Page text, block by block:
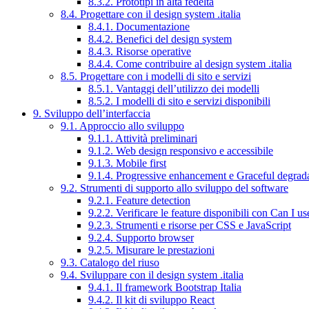
8.4. Progettare con il design system .italia
8.4.1. Documentazione
8.4.2. Benefici del design system
8.4.3. Risorse operative
8.4.4. Come contribuire al design system .italia
8.5. Progettare con i modelli di sito e servizi
8.5.1. Vantaggi dell’utilizzo dei modelli
8.5.2. I modelli di sito e servizi disponibili
9. Sviluppo dell’interfaccia
9.1. Approccio allo sviluppo
9.1.1. Attività preliminari
9.1.2. Web design responsivo e accessibile
9.1.3. Mobile first
9.1.4. Progressive enhancement e Graceful
9.2. Strumenti di supporto allo sviluppo del software
9.2.1. Feature detection
9.2.2. Verificare le feature disponibili con Can I
9.2.3. Strumenti e risorse per CSS e JavaScript
9.2.4. Supporto browser
9.2.5. Misurare le prestazioni
9.3. Catalogo del riuso
9.4. Sviluppare con il design system .italia
9.4.1. Il framework Bootstrap Italia
9.4.2. Il kit di sviluppo React